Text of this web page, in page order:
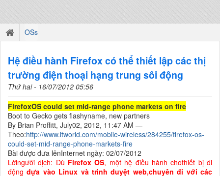
OSs
Hệ điều hành Firefox có thể thiết lập các thị
trường điện thoại hạng trung sôi động
Thứ hai - 16/07/2012 05:56
FirefoxOS could set mid-range phone markets on fire
Boot to Gecko gets flashyname, new partners
By Brian Proffitt, July02, 2012, 11:47 AM —
Theo:http://www.itworld.com/mobile-wireless/284255/firefox-os-
could-set-mid-range-phone-markets-fire
Bài được đưa lênInternet ngày: 02/07/2012
Lờingười dịch: Dù Firefox OS, một hệ điều hành chothiết bị di
độngdựa vào Linux và trình duyệt web,chuyên đi với các